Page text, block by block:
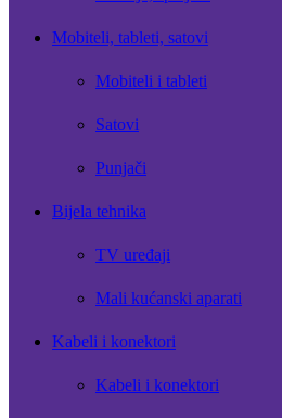
Mobiteli, tableti, satovi
Mobiteli i tableti
Satovi
Punjači
Bijela tehnika
TV uređaji
Mali kućanski aparati
Kabeli i konektori
Kabeli i konektori